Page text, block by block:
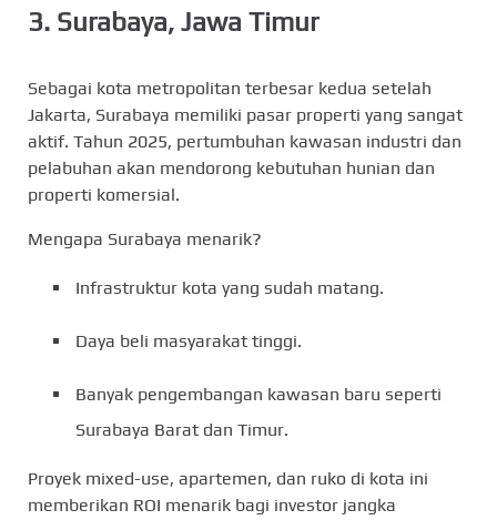
3. Surabaya, Jawa Timur
Sebagai kota metropolitan terbesar kedua setelah
Jakarta, Surabaya memiliki pasar properti yang sangat
aktif. Tahun 2025, pertumbuhan kawasan industri dan
pelabuhan akan mendorong kebutuhan hunian dan
properti komersial.
Mengapa Surabaya menarik?
Infrastruktur kota yang sudah matang.
Daya beli masyarakat tinggi.
Banyak pengembangan kawasan baru seperti
Surabaya Barat dan Timur.
Proyek mixed-use, apartemen, dan ruko di kota ini
memberikan ROI menarik bagi investor jangka